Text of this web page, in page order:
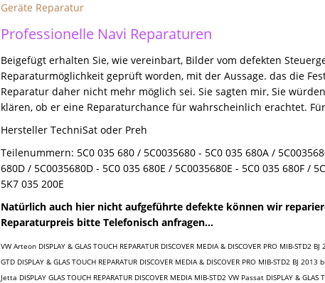
Geräte Reparatur
Professionelle Navi Reparaturen
Beigefügt erhalten Sie, wie vereinbart, Bilder vom defekten
Reparaturmöglichkeit geprüft worden, mit der Aussage. das die
Reparatur daher nicht mehr möglich sei. Sie sagten mir, Sie
klären, ob er eine Reparaturchance für wahrscheinlich erachtet.
Hersteller TechniSat oder Preh
Teilenummern: 5C0 035 680 / 5C0035680 - 5C0 035 680A /
680D / 5C0035680D - 5C0 035 680E / 5C0035680E - 5C0 035 680F /
5K7 035 200E
Natürlich auch hier nicht aufgeführte defekte können wir
Reparaturpreis bitte Telefonisch anfragen...
VW Arteon DISPLAY & GLAS TOUCH REPARATUR DISCOVER MEDIA & DISCOVER PRO MIB-STD2
GTD DISPLAY & GLAS TOUCH REPARATUR DISCOVER MEDIA & DISCOVER PRO MIB-STD2 BJ
Jetta DISPLAY GLAS TOUCH REPARATUR DISCOVER MEDIA MIB-STD2 VW Passat DISPLAY &